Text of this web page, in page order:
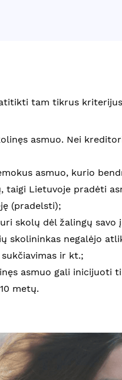
tam tikrus
asmuo. Nei
asmuo, kurio
taigi Lietuvoje pradėti
(pradelsti);
skolų dėl žalingų
skolininkas negalėjo
ir kt.;
asmuo gali inicijuoti
metų.